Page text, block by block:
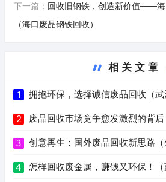
下一篇： 回收旧钢铁，创造新价值——
（海口废品钢铁回收）
相关文章
1 拥抱环保，选择诚信废品回收（武
2 废品回收市场竞争愈发激烈的背后
3 创意再生：国外废品回收新思路（
4 怎样回收废金属，赚钱又环保！（